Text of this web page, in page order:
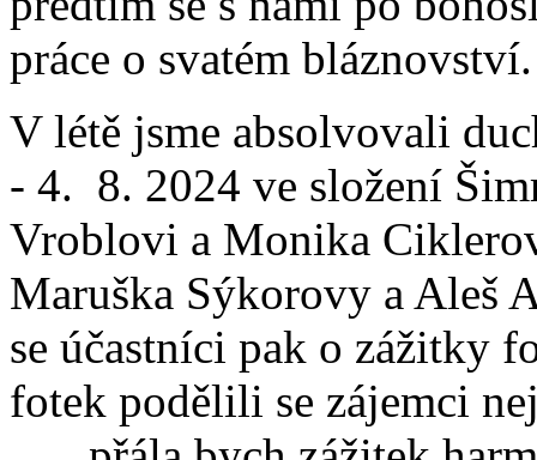
práce o svatém bláznovství.
V létě jsme absolvovali
- 4. 8. 2024 ve složení
Vroblovi a Monika
Maruška Sýkorovy a Aleš
se účastníci pak o zážitky
fotek podělili se zájemci